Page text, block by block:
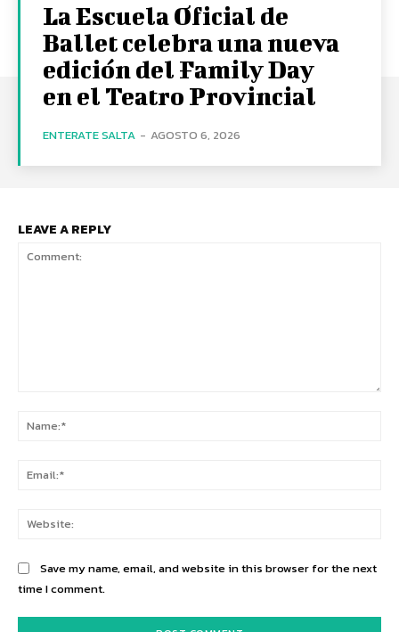
La Escuela Oficial de
Ballet celebra una nueva
edición del Family Day
en el Teatro Provincial
ENTERATE SALTA - AGOSTO 6, 2026
LEAVE A REPLY
Save my name, email, and website in this browser for the next
time I comment.